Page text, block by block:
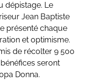
dépistage. Le
Jean Baptiste
présenté chaque
et optimisme.
de récolter 9 500
seront
Donna.